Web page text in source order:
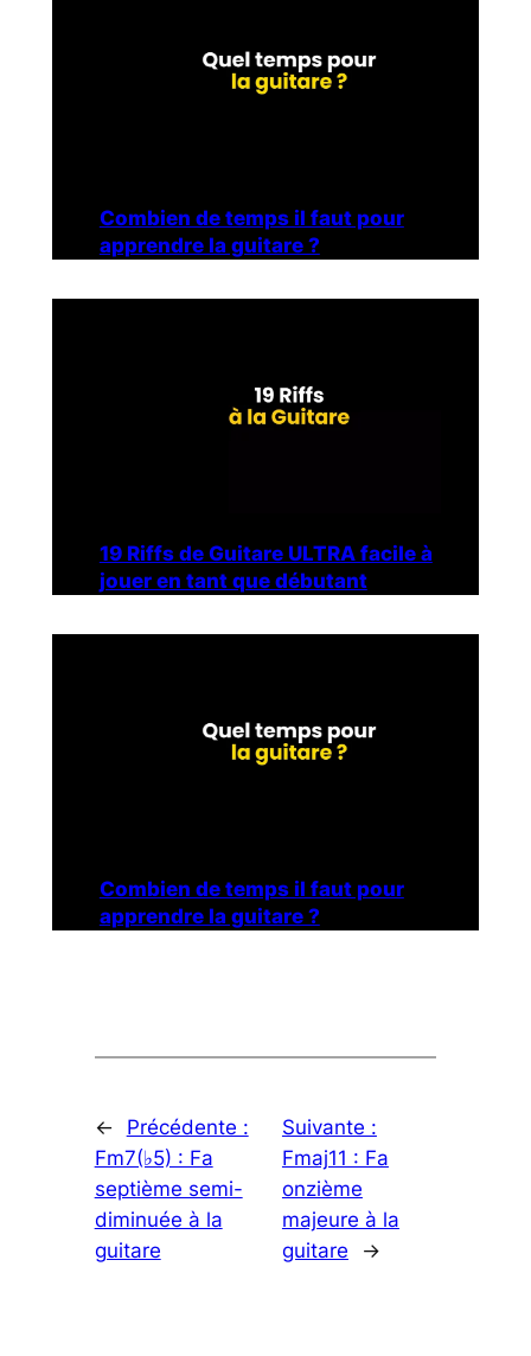
Combien de temps il faut pour
apprendre la guitare ?
19 Riffs de Guitare ULTRA facile à
jouer en tant que débutant
Combien de temps il faut pour
apprendre la guitare ?
←
Précédente :
Fm7(♭5) : Fa
septième semi-
diminuée à la
guitare
Suivante :
Fmaj11 : Fa
onzième
majeure à la
guitare
→